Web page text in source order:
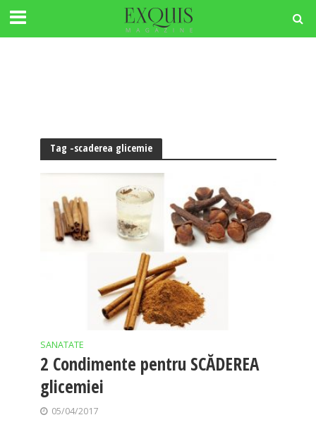
Tag -scaderea glicemie
SANATATE
2 Condimente pentru SCĂDEREA
glicemiei
05/04/2017